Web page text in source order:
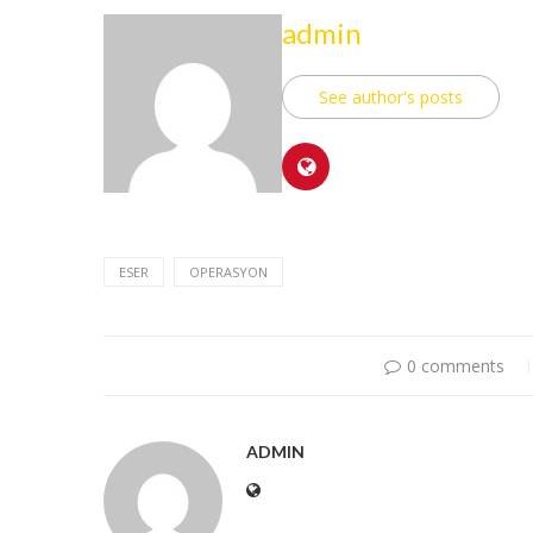
admin
See author's posts
ESER OPERASYON
0 comments
ADMIN